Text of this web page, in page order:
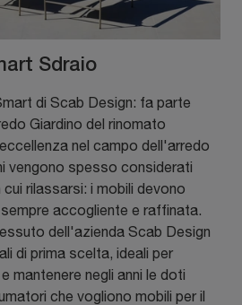
Sdraio
di Scab Design: fa parte
Giardino del rinomato
nel campo dell'arredo
vengono spesso considerati
rilassarsi: i mobili devono
accogliente e raffinata.
dell'azienda Scab Design
di prima scelta, ideali per
mantenere negli anni le doti
che vogliono mobili per il